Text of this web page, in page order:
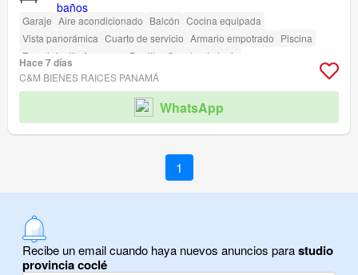
Garaje Aire acondicionado Balcón Cocina equipada
Vista panorámica Cuarto de servicio Armario empotrado Piscina
Zona infantil
Ascensor Parrilla Cancha de tenis
Hace 7 días
C&M BIENES RAICES PANAMÁ
WhatsApp
1
Recibe un email cuando haya nuevos anuncios parastudio
provincia coclé